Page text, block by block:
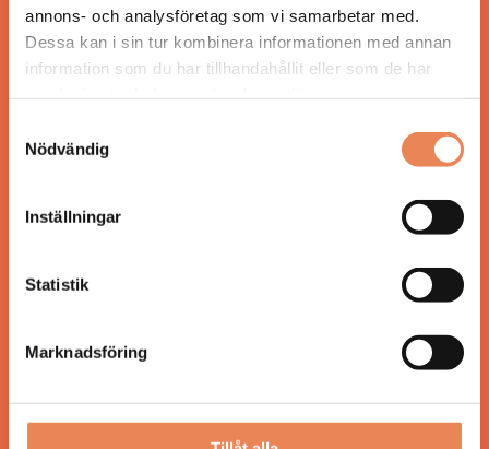
annons- och analysföretag som vi samarbetar med.
Dessa kan i sin tur kombinera informationen med annan
information som du har tillhandahållit eller som de har
Nödvändig
Inställningar
Statistik
Marknadsföring
Allt material på besoksliv.se är skyddat enligt